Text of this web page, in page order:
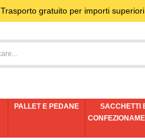
Trasporto gratuito per importi
PALLET E PEDANE
SACCHETTI